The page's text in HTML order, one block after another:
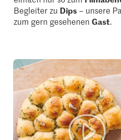
Begleiter zu Dips– unsere
zum gern gesehenenGast.